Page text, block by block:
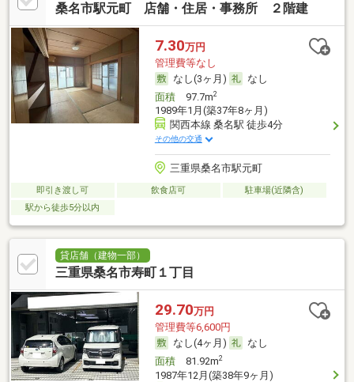
桑名市駅元町 店舗・住居・事務所 ２階建
7.30万円
管理費等なし
なし(3ヶ月)
なし
面積97.7m2
1989年1月(築37年8ヶ月)
関西本線 桑名駅 徒歩4分
その他の交通
三重県桑名市駅元町
即引き渡し可 飲食店可
駐車場(近隣含)
駅から徒歩5分以内
貸店舗（建物一部）
三重県桑名市寿町１丁目
29.70万円
管理費等6,600円
なし(4ヶ月)
なし
面積81.92m2
1987年12月(築38年9ヶ月)